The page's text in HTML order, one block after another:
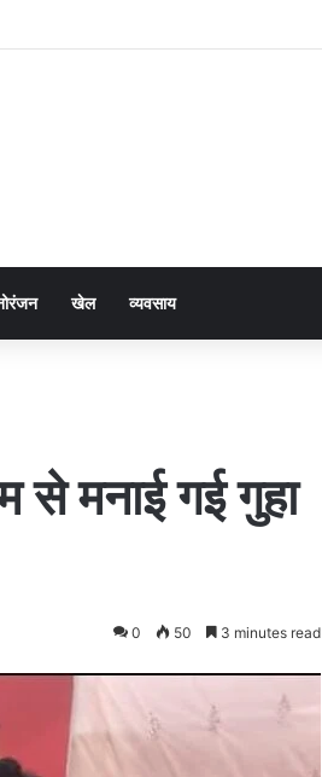
खेल व्यवसाय
से मनाई गई गुहा
0 50 3 minutes read